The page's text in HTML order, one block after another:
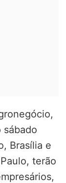
sábado
Brasília e
terão